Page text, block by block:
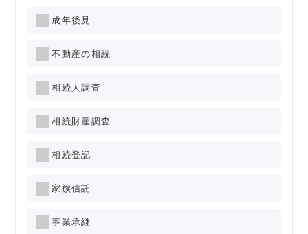
成年後見
不動産の相続
相続人調査
相続財産調査
相続登記
家族信託
事業承継